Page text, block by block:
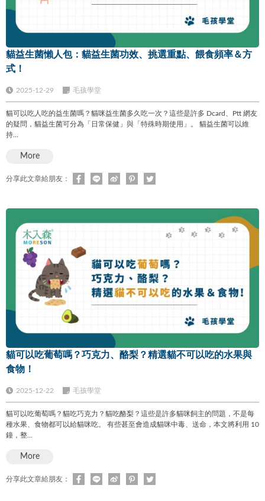
貓益生菌懶人包：貓益生菌功效、挑選重點、餵食頻率＆方
式！
2025-12-29 毛孩學堂
貓可以吃人吃的益生菌嗎？貓咪益生菌多久吃一次？這些是許多 Dcard、Ptt 網友
的疑問，貓益生菌可分為「日常保健」與「特殊時期使用」。 貓益生菌可以維
持...
More
分享此文章給朋友：
貓可以吃葡萄嗎？巧克力、酪梨？精選貓不可以吃的水果與
食物！
2025-12-22 毛孩學堂
貓可以吃葡萄嗎？貓吃巧克力？貓吃酪梨？這些是許多貓咪飼主的問題，不是每
種水果、食物都可以給貓咪吃。 有些甚至會造成貓咪中毒、送命，本文將利用 10
鐘，整...
More
分享此文章給朋友：